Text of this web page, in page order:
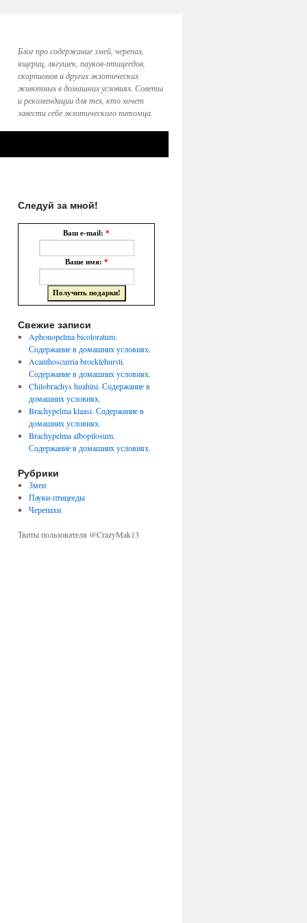
Блог про содержание змей, черепах,
ящериц, лягушек, пауков-птицеедов,
скорпионов и других экзотических
животных в домашних условиях. Советы
и рекомендации для тех, кто хочет
завести себе экзотического питомца.
Следуй за мной!
Ваш e-mail: *
Ваше имя: *
Свежие записи
Aphonopelma bicoloratum.
Содержание в домашних условиях.
Acanthoscurria brocklehursti.
Содержание в домашних условиях.
Chilobrachys huahini. Содержание в
домашних условиях.
Brachypelma klaasi. Содержание в
домашних условиях.
Brachypelma albopilosum.
Содержание в домашних условиях.
Рубрики
Змеи
Пауки-птицееды
Черепахи
Твиты пользователя @CrazyMak13